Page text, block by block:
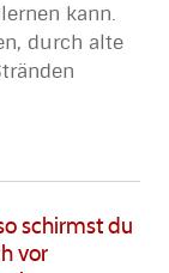
kann.
durch alte
schirmst du
vor